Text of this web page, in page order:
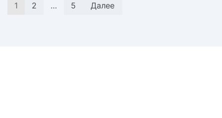
1 2 … 5 Далее